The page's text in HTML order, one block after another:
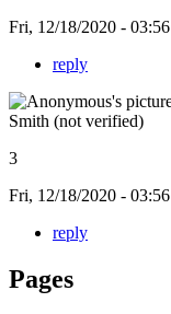
Fri, 12/18/2020 - 03:56
reply
Smith (not verified)
3
Fri, 12/18/2020 - 03:56
reply
Pages